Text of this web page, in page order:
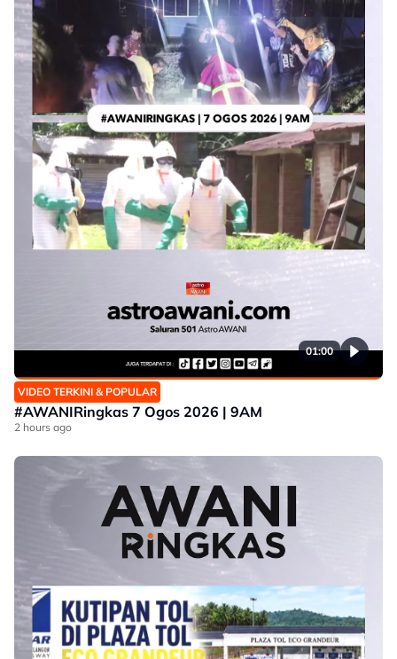
01:00
VIDEO TERKINI & POPULAR
#AWANIRingkas 7 Ogos 2026 | 9AM
2 hours ago